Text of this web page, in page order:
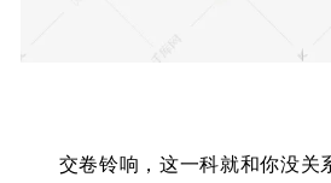
交卷铃响，这一科就和你没关